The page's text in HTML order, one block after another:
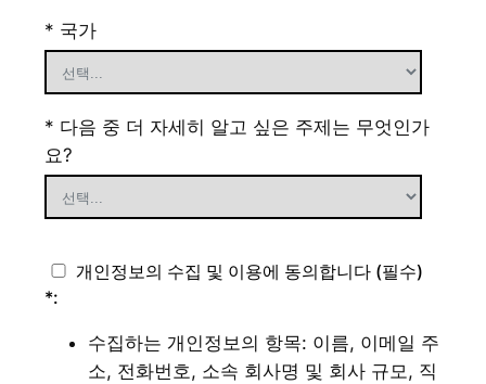
* 국가
* 다음 중 더 자세히 알고 싶은 주제는 무엇인가
요?
개인정보의 수집 및 이용에 동의합니다 (필수)
*:
수집하는 개인정보의 항목: 이름, 이메일 주
소, 전화번호, 소속 회사명 및 회사 규모, 직